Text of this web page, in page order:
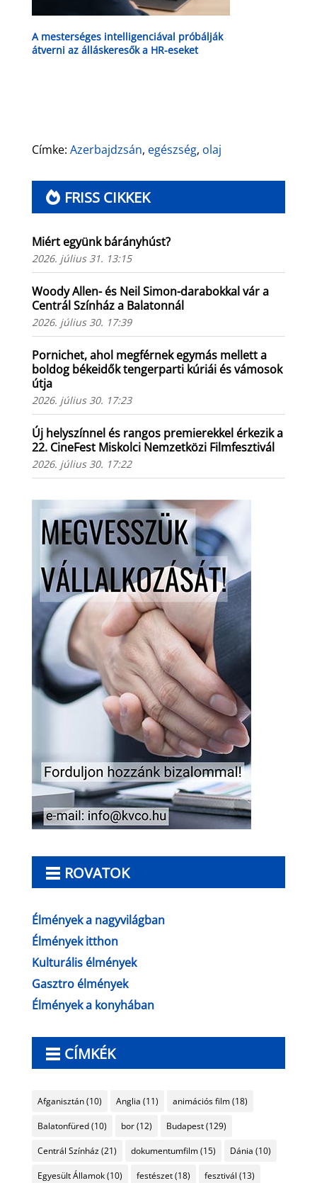
A mesterséges intelligenciával próbálják
átverni az álláskeresők a HR-eseket
Címke: Azerbajdzsán, egészség, olaj
FRISS CIKKEK
Miért együnk bárányhúst?
2026. július 31. 13:15
Woody Allen- és Neil Simon-darabokkal vár a
Centrál Színház a Balatonnál
2026. július 30. 17:39
Pornichet, ahol megférnek egymás mellett a
boldog békeidők tengerparti kúriái és vámosok
útja
2026. július 30. 17:23
Új helyszínnel és rangos premierekkel érkezik a
22. CineFest Miskolci Nemzetközi Filmfesztivál
2026. július 30. 17:22
ROVATOK
Élmények a nagyvilágban
Élmények itthon
Kulturális élmények
Gasztro élmények
Élmények a konyhában
CÍMKÉK
Afganisztán(10) Anglia (11) animációs film(18)
Balatonfüred(10) bor(12) Budapest(129)
Centrál Színház(21) dokumentumfilm(15) Dánia (10)
Egyesült Államok(10) festészet(18) fesztivál (13)